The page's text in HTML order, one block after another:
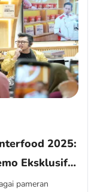
2025:
Eksklusif
pameran